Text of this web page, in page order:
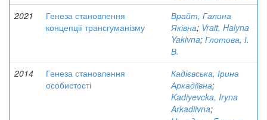
2021
Генеза становлення
концепції трансгуманізму
Врайт, Галина
Яківна; Vrait, Halyna
Yakivna; Глотова, І.
В.
2014
Генеза становлення
особистості
Кадієвська, Ірина
Аркадіївна;
Kadiyevcka, Iryna
Arkadiivna;